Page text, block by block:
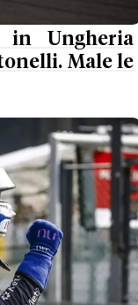
in Ungheria
Male le